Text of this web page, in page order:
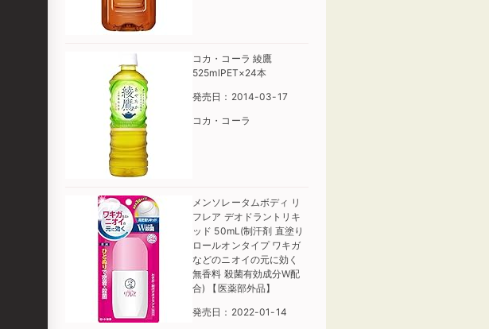
コカ・コーラ 綾鷹
525mlPET×24本
発売日：2014-03-17
コカ・コーラ
メンソレータムボディ リ
フレア デオドラントリキ
ッド 50mL(制汗剤 直塗り
ロールオンタイプ ワキガ
などのニオイの元に効く
無香料 殺菌有効成分W配
合) 【医薬部外品】
発売日：2022-01-14